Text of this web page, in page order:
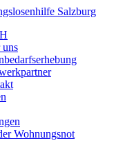
Salzburg
Wohnungsnot